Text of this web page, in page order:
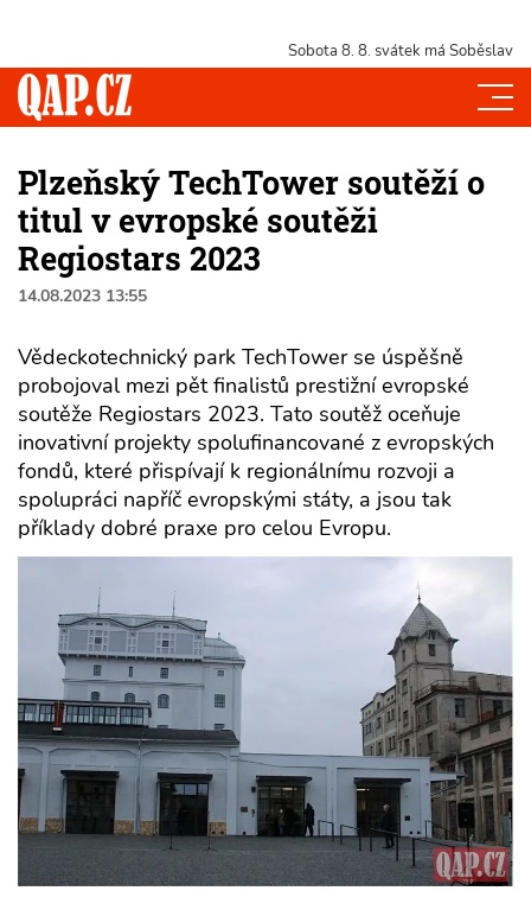
Sobota 8. 8. svátek má Soběslav
Plzeňský TechTower soutěží o
titul v evropské soutěži
Regiostars 2023
14.08.2023 13:55
Vědeckotechnický park TechTower se úspěšně
probojoval mezi pět finalistů prestižní evropské
soutěže Regiostars 2023. Tato soutěž oceňuje
inovativní projekty spolufinancované z evropských
fondů, které přispívají k regionálnímu rozvoji a
spolupráci napříč evropskými státy, a jsou tak
příklady dobré praxe pro celou Evropu.